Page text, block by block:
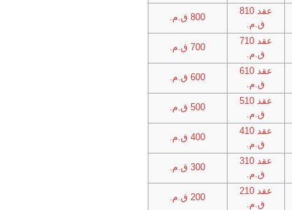
عقد 810
ق.م.
800 ق.م.
عقد 710
ق.م.
700 ق.م.
عقد 610
ق.م.
600 ق.م.
عقد 510
ق.م.
500 ق.م.
عقد 410
ق.م.
400 ق.م.
عقد 310
ق.م.
300 ق.م.
عقد 210
ق.م.
200 ق.م.